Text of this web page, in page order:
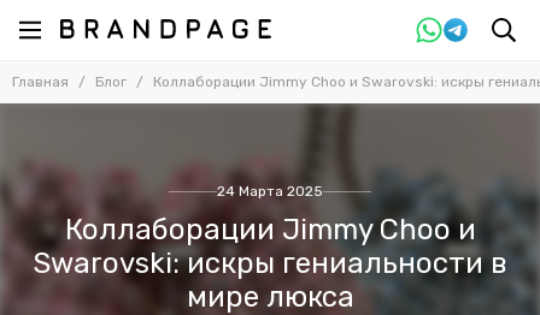
Главная Блог Коллаборации Jimmy Choo и Swarovski: искры
24 Марта 2025
Коллаборации Jimmy Choo и
Swarovski: искры гениальности в
мире люкса